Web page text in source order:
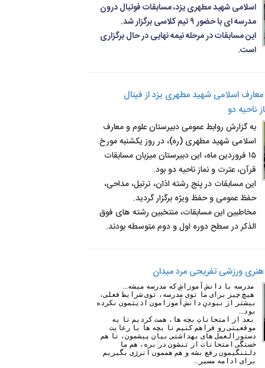
مدرسه ای با حضور ۹ تیم کلاسی برگزار شد.
است.
معارف اسلامی شهید مطهری یزد از فینال
ناحیه دو
قرآن، عترت و نماز ناحیه دو بود.
حفظ عمومی و حفظ ویژه برگزار گردید.
الذکر در سطح دوره اول و دوم متوسطه بودند.
هنری ورزشی تفریحی مرد میدان
مدرسه با دانش آموزاشِ که مدرسه میشه...
هیچ چیز برای ما توی مدرسه، توی شرایط فعلی،
بیشتر از نبودنِ دانش آموزامون اذیتمون نکرده
بود...
بعد از امتحاناتِ بچه ها، همت کردیم تا یه
موقعیتی رو فراهم کنیم تا بچه ها با رعایت
دستورالعمل های بهداشتی بیان پیشمون، تا هم
خستگی امتحانات از تنشون در بره، هم ما
دلتنگیمون رفع بشه و هم هممون انرژی بگیریم
برای ادامه مسیر...